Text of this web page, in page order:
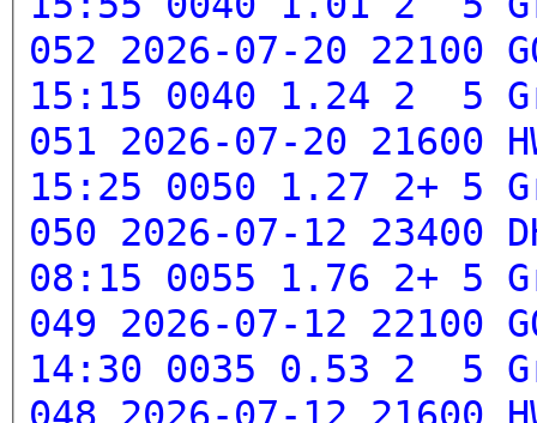
052 2026-07-20 22100
15:15 0040 1.24 2 5
051 2026-07-20 21600
15:25 0050 1.27 2+ 5
050 2026-07-12 23400
08:15 0055 1.76 2+ 5
049 2026-07-12 22100
14:30 0035 0.53 2 5